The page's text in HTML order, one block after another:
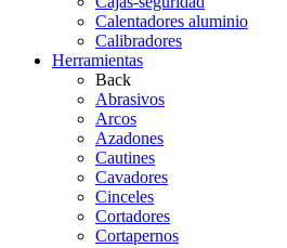
Calentadores aluminio
Calibradores
Herramientas
Back
Abrasivos
Arcos
Azadones
Cautines
Cavadores
Cinceles
Cortadores
Cortapernos